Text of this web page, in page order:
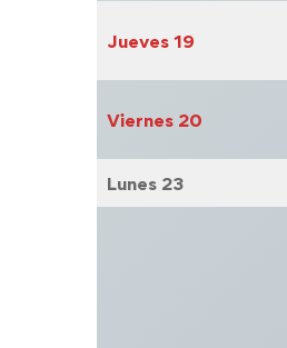
Jueves 19
Viernes 20
Lunes 23